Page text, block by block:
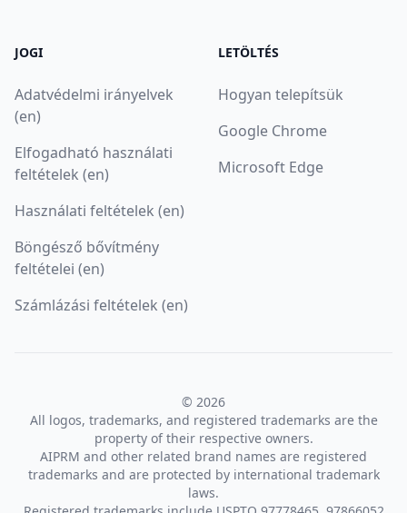
JOGI
Adatvédelmi irányelvek
(en)
Elfogadható használati
feltételek (en)
Használati feltételek (en)
Böngésző bővítmény
feltételei (en)
Számlázási feltételek (en)
LETÖLTÉS
Hogyan telepítsük
Google Chrome
Microsoft Edge
© 2026
All logos, trademarks, and registered trademarks are the
property of their respective owners.
AIPRM and other related brand names are registered
trademarks and are protected by international trademark
laws.